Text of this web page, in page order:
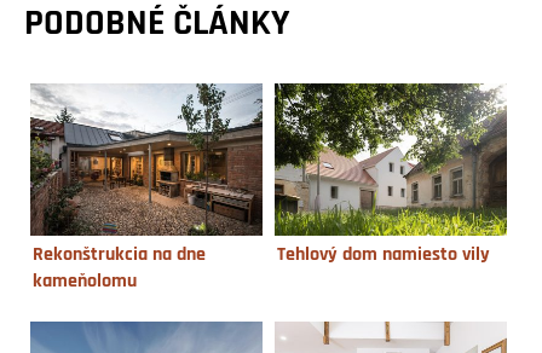
PODOBNÉ ČLÁNKY
Rekonštrukcia na dne
kameňolomu
Tehlový dom namiesto vily